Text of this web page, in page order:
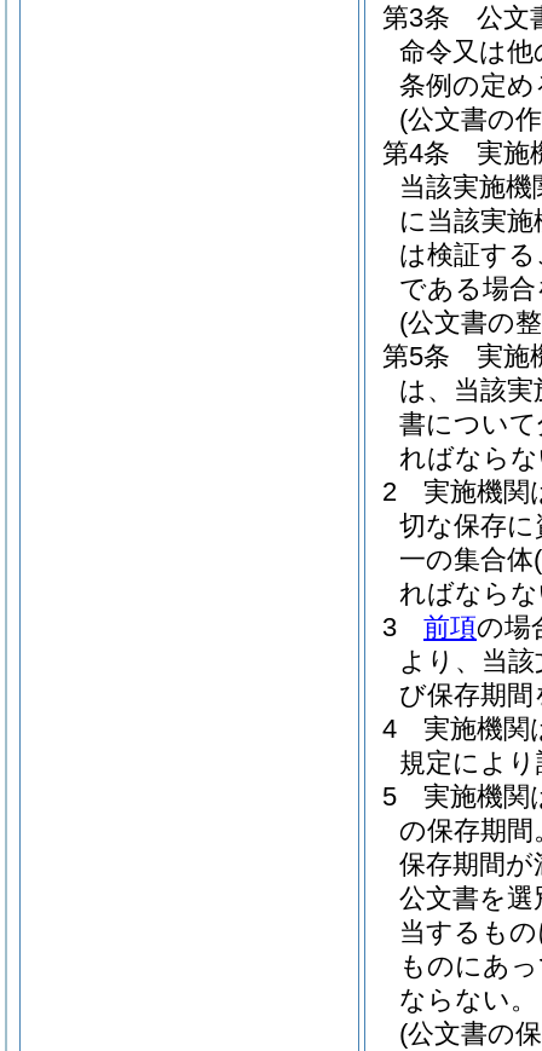
第3条
公文
命令又は
条例の定
(公文書の
第4条
実施
当該実施
に当該実
は検証す
である場
(公文書の
第5条
実施
は、当該
書につい
ればなら
2
実施機関
切な保存
一の集合体
ればなら
3
前項の場
より、当
び保存期
4
実施機関
規定によ
5
実施機関
の保存期間
保存期間
公文書を
当するも
ものにあ
ならない。
(公文書の